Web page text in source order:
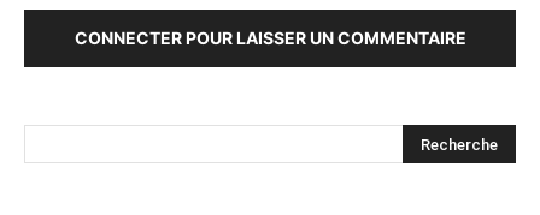
CONNECTER POUR LAISSER UN COMMENTAIRE